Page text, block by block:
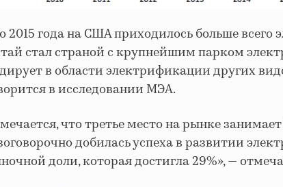
2015 года на США приходилось больше всего
стал страной с крупнейшим парком
в области электрификации других
в исследовании МЭА.
что третье место на рынке
добилась успеха в развитии
доли, которая достигла 29%», —